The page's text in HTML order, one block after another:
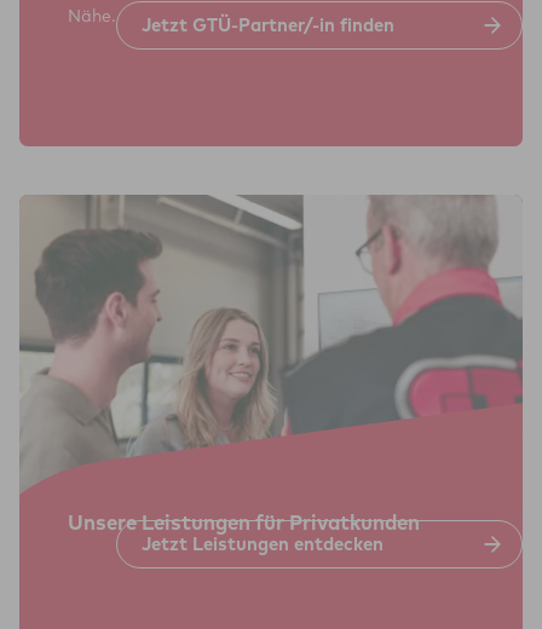
Nähe.
Jetzt GTÜ-Partner/-in finden
Unsere Leis­tun­gen für Pri­vat­kun­den
Jetzt Leis­tun­gen ent­de­cken